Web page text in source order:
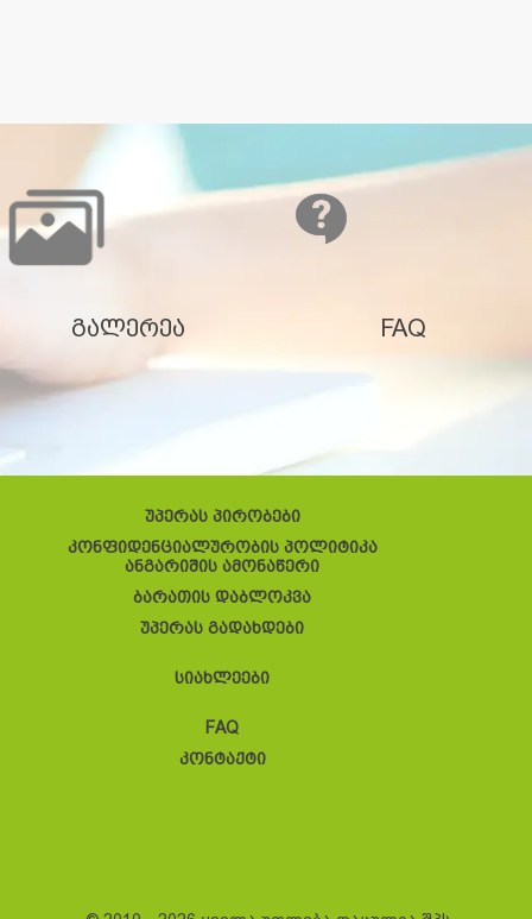
გალერეა FAQ
უპერას პირობები
კონფიდენციალურობის პოლიტიკა
ანგარიშის ამონაწერი
ბარათის დაბლოკვა
უპერას გადახდები
სიახლეები
FAQ
კონტაქტი